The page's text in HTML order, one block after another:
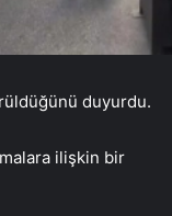
duyurdu.
ilişkin bir